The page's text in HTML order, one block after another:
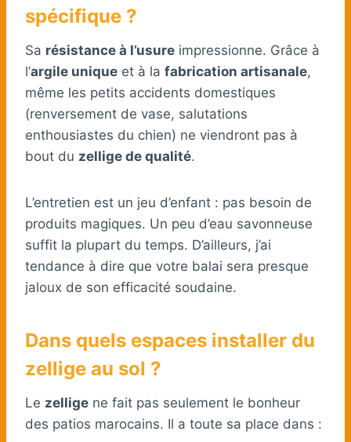
spécifique ?
Sa résistance à l’usure impressionne. Grâce à
l’argile unique et à la fabrication artisanale,
même les petits accidents domestiques
(renversement de vase, salutations
enthousiastes du chien) ne viendront pas à
bout du zellige de qualité.
L’entretien est un jeu d’enfant : pas besoin de
produits magiques. Un peu d’eau savonneuse
suffit la plupart du temps. D’ailleurs, j’ai
tendance à dire que votre balai sera presque
jaloux de son efficacité soudaine.
Dans quels espaces installer du
zellige au sol ?
Le zellige ne fait pas seulement le bonheur
des patios marocains. Il a toute sa place dans :